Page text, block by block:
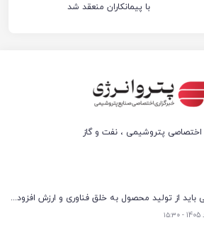
با پیمانکاران منعقد شد
اختصاصی پتروشیمی ، نفت و گاز
پتروشیمی باید از تولید محصول به خلق فناوری و ارزش افزوده حرکت کند